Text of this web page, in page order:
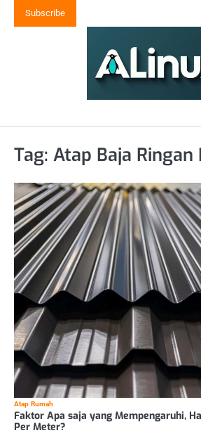
Subscribe
Tag: Atap Baja
Atap Rumah
Faktor Apa saja yang Mempengaruhi,
Per Meter?